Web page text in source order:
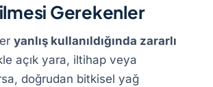
Gerekenler
yanlış kullanıldığında zararlı
açık yara, iltihap veya
doğrudan bitkisel yağ